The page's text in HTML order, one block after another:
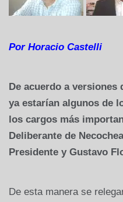
Por Horacio Castelli
De acuerdo a
ya estarían algunos de
los cargos más
Deliberante de
Presidente y Gustavo
De esta manera se